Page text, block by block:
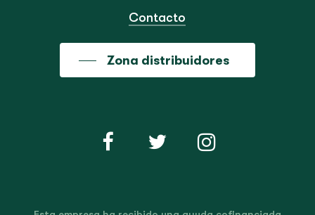
Contacto
Zona distribuidores